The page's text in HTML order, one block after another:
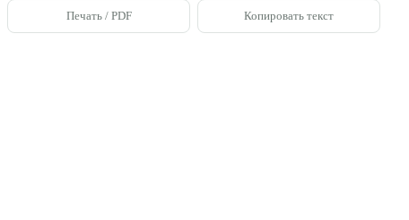
Печать / PDF Копировать текст